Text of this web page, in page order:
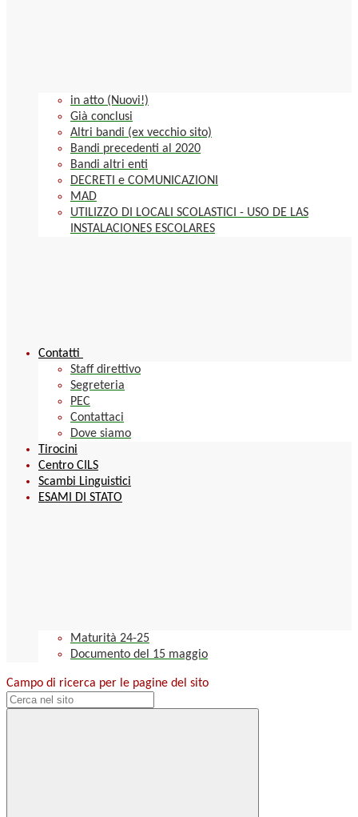
in atto (Nuovi!)
Già conclusi
Altri bandi (ex vecchio sito)
Bandi precedenti al 2020
Bandi altri enti
DECRETI e COMUNICAZIONI
MAD
UTILIZZO DI LOCALI SCOLASTICI - USO DE LAS
INSTALACIONES ESCOLARES
Contatti
Staff direttivo
Segreteria
PEC
Contattaci
Dove siamo
Tirocini
Centro CILS
Scambi Linguistici
ESAMI DI STATO
Maturità 24-25
Documento del 15 maggio
Campo di ricerca per le pagine del sito